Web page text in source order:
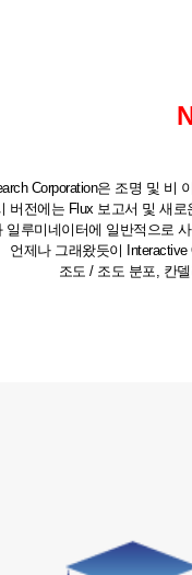
Corporation은 조명 및
버전에는 Flux 보고서 및 새
일루미네이터에 일반적으로
언제나 그래왔듯이
조도 / 조도 분포, 칸